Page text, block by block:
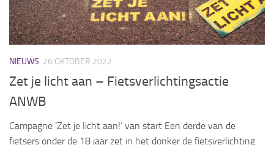
NIEUWS 26 OKTOBER 2022
Zet je licht aan – Fietsverlichtingsactie
ANWB
Campagne ‘Zet je licht aan!’ van start Een derde van de
fietsers onder de 18 jaar zet in het donker de fietsverlichting